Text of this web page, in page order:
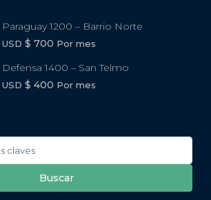
Paraguay 1200 – Barrio Norte
USD $ 700 Por mes
Defensa 1400 – San Telmo
USD $ 400 Por mes
Buscar